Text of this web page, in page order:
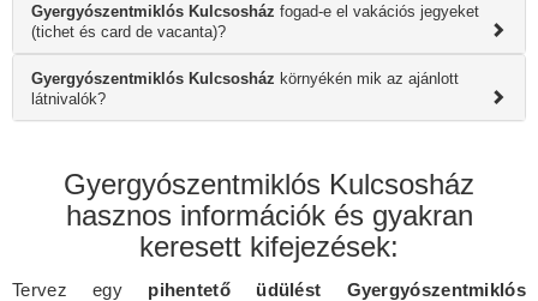
Gyergyószentmiklós Kulcsosház fogad-e el vakációs jegyeket
(tichet és card de vacanta)?
Gyergyószentmiklós Kulcsosház környékén mik az ajánlott
látnivalók?
Gyergyószentmiklós Kulcsosház
hasznos információk és gyakran
keresett kifejezések:
Tervez egy pihentető üdülést Gyergyószentmiklós